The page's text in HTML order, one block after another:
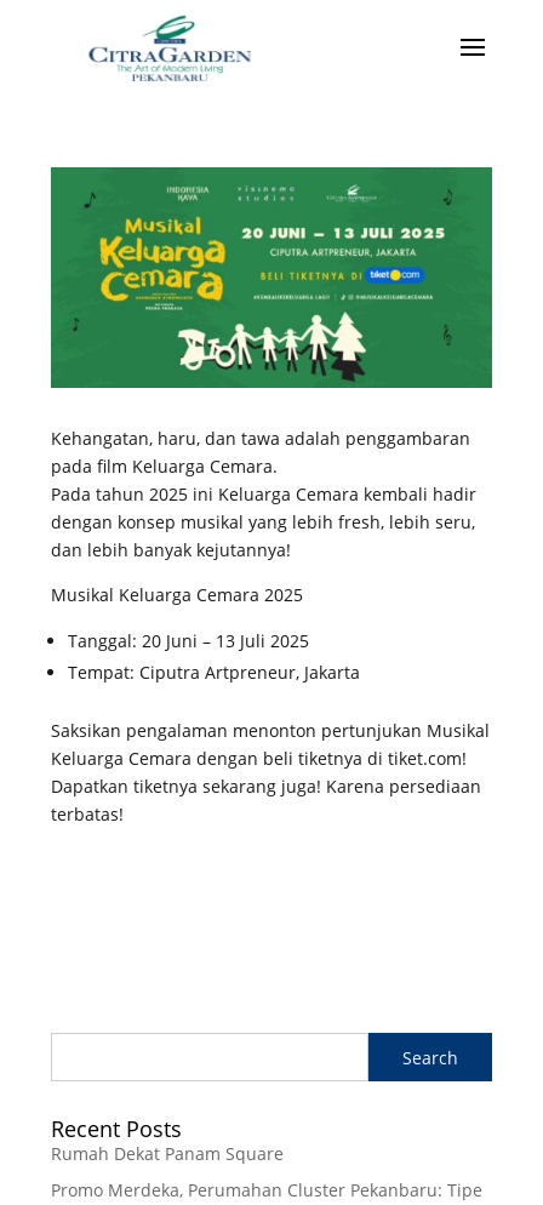
Kehangatan, haru, dan tawa adalah penggambaran
pada film Keluarga Cemara.
Pada tahun 2025 ini Keluarga Cemara kembali hadir
dengan konsep musikal yang lebih fresh, lebih seru,
dan lebih banyak kejutannya!
Musikal Keluarga Cemara 2025
Tanggal: 20 Juni – 13 Juli 2025
Tempat: Ciputra Artpreneur, Jakarta
Saksikan pengalaman menonton pertunjukan Musikal
Keluarga Cemara dengan beli tiketnya di tiket.com!
Dapatkan tiketnya sekarang juga! Karena persediaan
terbatas!
Recent Posts
Rumah Dekat Panam Square
Promo Merdeka, Perumahan Cluster Pekanbaru: Tipe